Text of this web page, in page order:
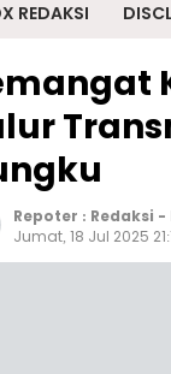
REDAKSI
Repoter : Redaksi -
Jumat, 18 Jul 2025